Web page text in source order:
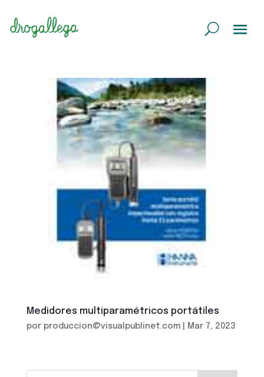
Medidores multiparamétricos portátiles
por produccion@visualpublinet.com| Mar 7, 2023